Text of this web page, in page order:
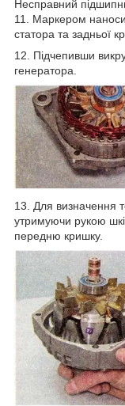
Несправний
11. Маркером
статора та задньої
12. Підчепивши
генератора.
13. Для визначення
утримуючи рукою
передню кришку.